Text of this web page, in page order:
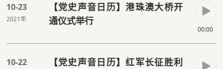
10-23
2021年
【党史声音日历】港珠澳大桥开
通仪式举行
00:00
10-22
【党史声音日历】红军长征胜利